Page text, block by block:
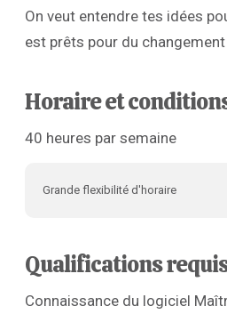
On veut entendre tes idées
est prêts pour du changement
Horaire et
40 heures par semaine
Grande flexibilité d'horaire
Qualifications
Connaissance du logiciel